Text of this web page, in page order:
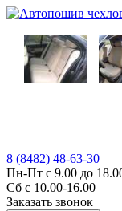
8 (8482) 48-63-30
Пн-Пт с 9.00 до
Сб с 10.00-16.00
Заказать звонок